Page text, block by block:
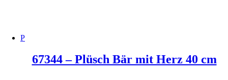
67344 – Plüsch Bär mit Herz 40 cm